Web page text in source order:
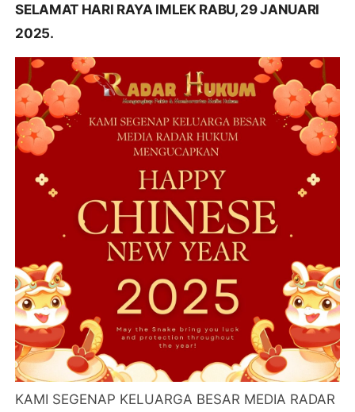
SELAMAT HARI RAYA IMLEK RABU, 29 JANUARI
2025.
KAMI SEGENAP KELUARGA BESAR MEDIA RADAR